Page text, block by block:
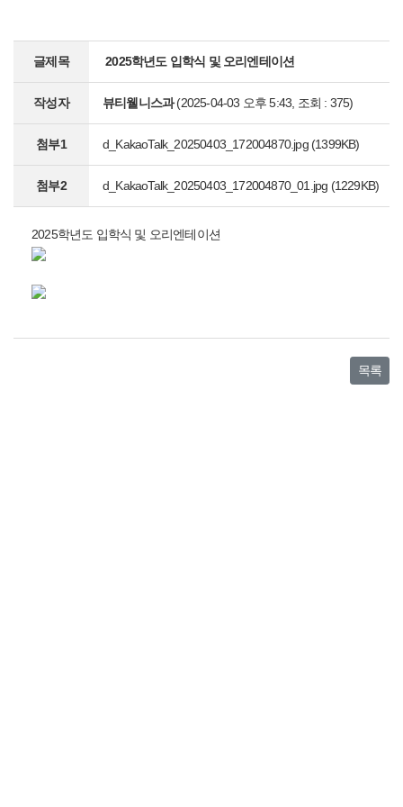
글제목 2025학년도 입학식 및 오리엔테이션
작성자 뷰티웰니스과(2025-04-03 오후 5:43, 조회 : 375)
첨부1 d_KakaoTalk_20250403_172004870.jpg(1399KB)
첨부2 d_KakaoTalk_20250403_172004870_01.jpg (1229KB)
2025학년도 입학식 및 오리엔테이션
목록